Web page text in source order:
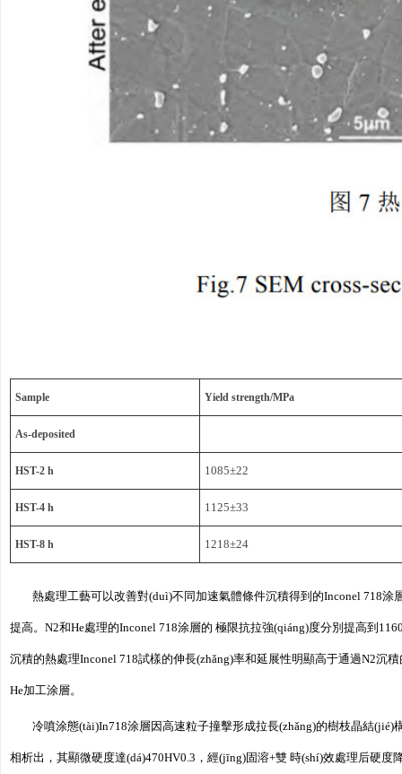
Sample Yield strength/MPa
As-deposited
HST-2 h 1085±22
HST-4 h 1125±33
HST-8 h 1218±24
熱處理工藝可以改善對(duì)不同加速氣體條件沉積得到的Inconel 718
提高。N2和He處理的Inconel 718涂層的 極限抗拉強(qiáng)度分別提高到
沉積的熱處理Inconel 718試樣的伸長(zhǎng)率和延展性明顯高于通過N2沉
He加工涂層。
冷噴涂態(tài)In718涂層因高速粒子撞擊形成拉長(zhǎng)的樹枝晶結
相析出，其顯微硬度達(dá)470HV0.3，經(jīng)固溶+雙 時(shí)效處理后硬